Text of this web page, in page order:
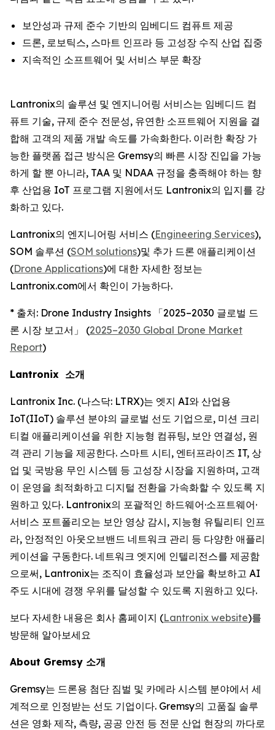
보안성과 규제 준수 기반의 임베디드 컴퓨트 제공
드론, 로보틱스, 스마트 인프라 등 고성장 수직 산업 집중
지속적인 소프트웨어 및 서비스 부문 확장
Lantronix의 솔루션 및 엔지니어링 서비스는 임베디드 컴
퓨트 기술, 규제 준수 전문성, 유연한 소프트웨어 지원을 결
합해 고객의 제품 개발 속도를 가속화한다. 이러한 확장 가
능한 플랫폼 접근 방식은 Gremsy의 빠른 시장 진입을 가능
하게 할 뿐 아니라, TAA 및 NDAA 규정을 충족해야 하는 향
후 산업용 IoT 프로그램 지원에서도 Lantronix의 입지를 강
화하고 있다.
Lantronix의 엔지니어링 서비스 (Engineering Services),
SOM 솔루션 (SOM solutions)및 추가 드론 애플리케이션
(Drone Applications)에 대한 자세한 정보는
Lantronix.com에서 확인이 가능하다.
* 출처: Drone Industry Insights 「2025–2030 글로벌 드
론 시장 보고서」 (2025–2030 Global Drone Market
Report)
Lantronix 소개
Lantronix Inc. (나스닥: LTRX)는 엣지 AI와 산업용
IoT(IIoT) 솔루션 분야의 글로벌 선도 기업으로, 미션 크리
티컬 애플리케이션을 위한 지능형 컴퓨팅, 보안 연결성, 원
격 관리 기능을 제공한다. 스마트 시티, 엔터프라이즈 IT, 상
업 및 국방용 무인 시스템 등 고성장 시장을 지원하며, 고객
이 운영을 최적화하고 디지털 전환을 가속화할 수 있도록 지
원하고 있다. Lantronix의 포괄적인 하드웨어·소프트웨어·
서비스 포트폴리오는 보안 영상 감시, 지능형 유틸리티 인프
라, 안정적인 아웃오브밴드 네트워크 관리 등 다양한 애플리
케이션을 구동한다. 네트워크 엣지에 인텔리전스를 제공함
으로써, Lantronix는 조직이 효율성과 보안을 확보하고 AI
주도 시대에 경쟁 우위를 달성할 수 있도록 지원하고 있다.
보다 자세한 내용은 회사 홈페이지 (Lantronix website)를
방문해 알아보세요
About Gremsy 소개
Gremsy는 드론용 첨단 짐벌 및 카메라 시스템 분야에서 세
계적으로 인정받는 선도 기업이다. Gremsy의 고품질 솔루
션은 영화 제작, 측량, 공공 안전 등 전문 산업 현장의 까다로